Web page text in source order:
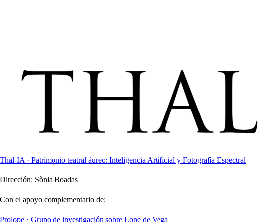
Thal-IA · Patrimonio teatral áureo: Inteligencia Artificial y Fotografía Espectral
Dirección: Sònia Boadas
Con el apoyo complementario de:
Prolope · Grupo de investigación sobre Lope de Vega